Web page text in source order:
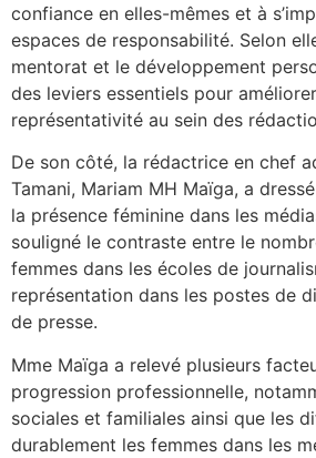
confiance en elles-mêmes et à
espaces de responsabilité. Selon
mentorat et le développement
des leviers essentiels pour
représentativité au sein des
De son côté, la rédactrice en chef
Tamani, Mariam MH Maïga, a
la présence féminine dans les
souligné le contraste entre le
femmes dans les écoles de
représentation dans les postes de
de presse.
Mme Maïga a relevé plusieurs
progression professionnelle,
sociales et familiales ainsi que les
durablement les femmes dans les